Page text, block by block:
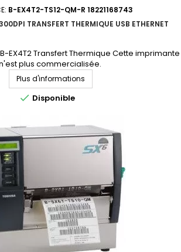
B-EX4T2-TS12-QM-R 18221168743
TRANSFERT THERMIQUE USB ETHERNET
EX4T2 Transfert Thermique Cette imprimante
plus commercialisée.
Plus d'informations
 Disponible